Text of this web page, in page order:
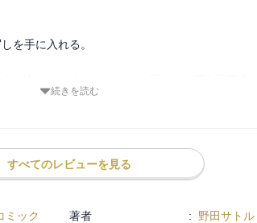
あああああああああ！！！」
を手に入れる。
の夜にのっぺらぼうに会いに行く。
れる。そこに第七師団が突入してくる。
続きを読む
すべてのレビューを見る
ミック 著者 :
野田サトル